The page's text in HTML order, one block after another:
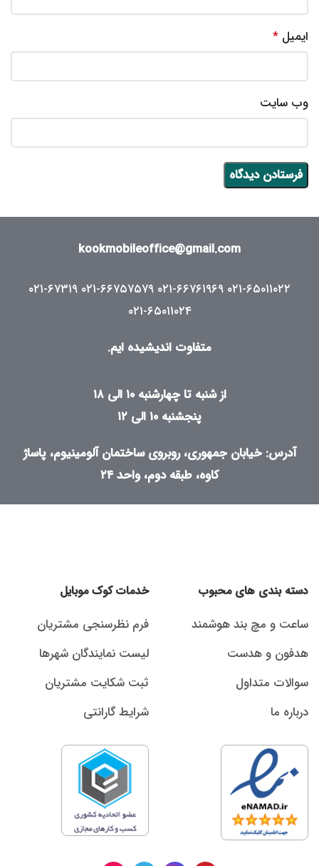
ایمیل *
وب‌ سایت
kookmobileoffice@gmail.com
۰۲۱-۶۷۳۱۹ ۰۲۱-۶۶۷۵۷۵۷۹ ۰۲۱-۶۶۷۶۱۹۶۹ ۰۲۱-۶۵۰۱۱۰۲۲
۰۲۱-۶۵۰۱۱۰۲۴
متفاوت اندیشیده ایم.
از شنبه تا چهارشنبه ۱۰ الی ۱۸
پنجشنبه ۱۰ الی ۱۲
آدرس: خیابان جمهوری، روبروی ساختمان آلومینیوم، پاساژ
کاوه، طبقه دوم، واحد ۲۴
دسته بندی های محبوب
ساعت و مچ بند هوشمند
هدفون و هدست
سوالات متداول
درباره ما
خدمات کوک موبایل
فرم نظرسنجی مشتریان
لیست نمایندگان شهرها
ثبت شکایت مشتریان
شرایط گارانتی